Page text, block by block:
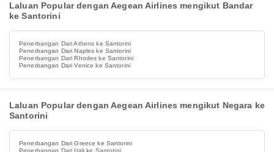
Laluan Popular dengan Aegean Airlines mengikut Bandar
ke Santorini
Penerbangan Dari Athens ke Santorini
Penerbangan Dari Naples ke Santorini
Penerbangan Dari Rhodes ke Santorini
Penerbangan Dari Venice ke Santorini
Laluan Popular dengan Aegean Airlines mengikut Negara ke
Santorini
Penerbangan Dari Greece ke Santorini
Penerbangan Dari Itali ke Santorini